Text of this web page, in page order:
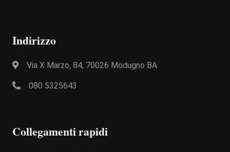
Indirizzo
Via X Marzo, 84, 70026 Modugno BA
080 5325643
Collegamenti rapidi